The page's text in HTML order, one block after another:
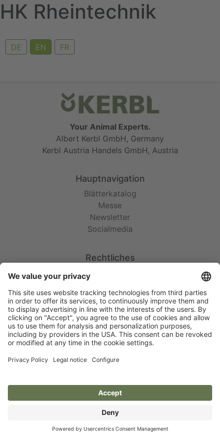
Skip
toHK Rheintechnik
DE EN FR
Your Animal Experts.
Albert Kerbl GmbH, Germany
Kerbl Austria Handels GmbH, Austria
Hauptnavigation
Blätterkatalog
Messe
Newsletter
Socialmedia
Rechtliches
Impressum
Datenschutz
Cookie-Einstellungen
Social Media
© 2026 Albert Kerbl GmbH